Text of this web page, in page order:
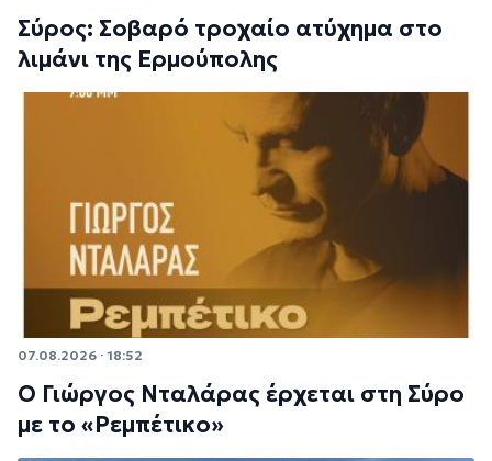
Σύρος: Σοβαρό τροχαίο ατύχημα στο
λιμάνι της Ερμούπολης
07.08.2026 · 18:52
Ο Γιώργος Νταλάρας έρχεται στη Σύρο
με το «Ρεμπέτικο»